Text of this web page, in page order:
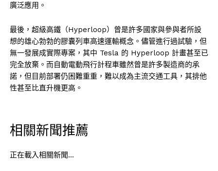
廣泛應用。
最後，超級高鐵（Hyperloop）曾是許多國家與參與者所設
想的雄心勃勃的膠囊列車高速運輸概念。儘管進行過試驗，但
無一發展成實際專案，其中 Tesla 的 Hyperloop 計畫甚至已
完全放棄。而自動電動飛行計程車雖然曾是許多製造商的承
諾，但目前部署仍困難重重，難以成為主流交通工具，其排他
性甚至比直升機更高。
相關新聞推薦
正在載入相關新聞…